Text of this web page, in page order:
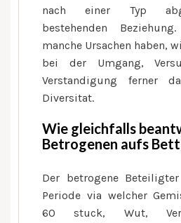
nach einer Typ
bestehenden
manche Ursachen haben,
bei der Umgang,
Verstandigung ferner
Diversitat.
Wie gleichfalls
Betrogenen aufs
Der betrogene
Periode via welcher
60 stuck, Wut,